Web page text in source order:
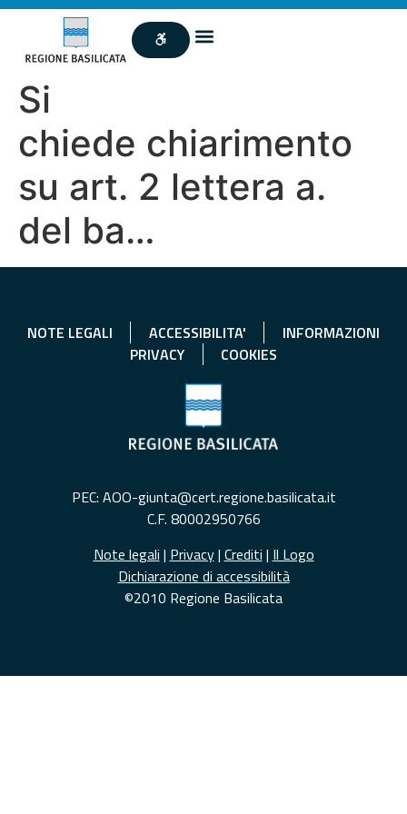
Si
chiede chiarimento
su art. 2 lettera a.
del ba…
NOTE LEGALI ACCESSIBILITA'
INFORMAZIONI
PRIVACY
COOKIES
PEC: AOO-giunta@cert.regione.basilicata.it
C.F. 80002950766
Note legali | Privacy| Crediti | Il Logo
Dichiarazione di accessibilità
©2010 Regione Basilicata